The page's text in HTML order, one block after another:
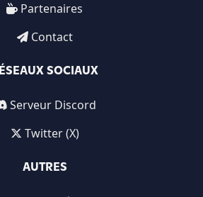
Partenaires
Contact
SOCIAUX
Serveur Discord
Twitter (X)
AUTRES